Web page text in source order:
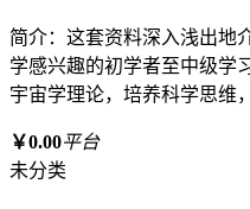
简介：这套资料深入浅出地
学感兴趣的初学者至中级学
宇宙学理论，培养科学思维
￥0.00平台
未分类